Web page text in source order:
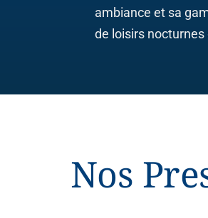
ambiance et sa
de loisirs nocturnes
Nos